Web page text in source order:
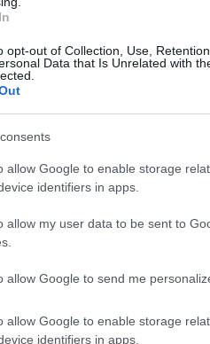
opt-out of Collection, Use,
Data that Is Unrelated with
allow Google to enable storage
identifiers in apps.
allow my user data to be sent to
allow Google to send me
allow Google to enable storage
identifiers in apps.
percorrendo la
Per cause ancora in
il controllo della moto
il muro in cemento.
lesioni gravissime che
viaggiava con lui a
la vittima lungo il tragitto
si è fermato
ha